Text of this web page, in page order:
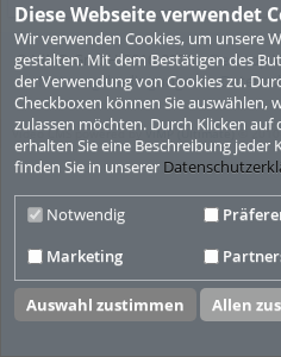
Diese Webseite verwendet
Wir verwenden Cookies, um unsere
gestalten. Mit dem Bestätigen des
der Verwendung von Cookies zu.
Checkboxen können Sie auswählen,
zulassen möchten. Durch Klicken
erhalten Sie eine Beschreibung
finden Sie in unserer
Notwendig
Marketing
Auswahl zustimmen Allen
© ViMP GmbH 2010-2026
Desktop
Nutzungsbedingungen
Video CMS powered byViMP (Ultimate)©